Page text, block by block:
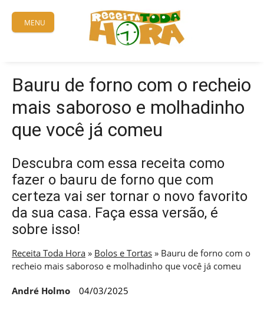
content
MENU
Bauru de forno com o recheio
mais saboroso e molhadinho
que você já comeu
Descubra com essa receita como
fazer o bauru de forno que com
certeza vai ser tornar o novo favorito
da sua casa. Faça essa versão, é
sobre isso!
Receita Toda Hora » Bolos e Tortas » Bauru de forno com o
recheio mais saboroso e molhadinho que você já comeu
André Holmo 04/03/2025